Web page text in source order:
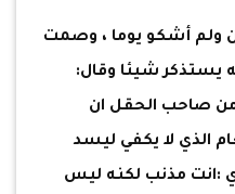
ولم أشكو يوما ، وصمت
يستذكر شيئا وقال:
من صاحب الحقل ان
الذي لا يكفي ليسد
:انت مذنب لكنه ليس